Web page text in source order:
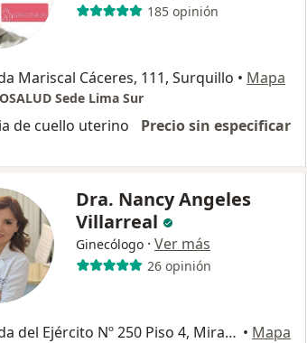
185 opinión
Mariscal Cáceres, 111, Surquillo • Mapa
Sede Lima Sur
de cuello uterino Precio sin especificar
Dra. Nancy Angeles
Villarreal
Ginecólogo · Ver más
26 opinión
Avenida del Ejército Nº 250 Piso 4, Miraflores • Mapa